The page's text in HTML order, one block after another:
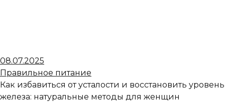
08.07.2025
Правильное питание
Как избавиться от усталости и восстановить уровень
железа: натуральные методы для женщин